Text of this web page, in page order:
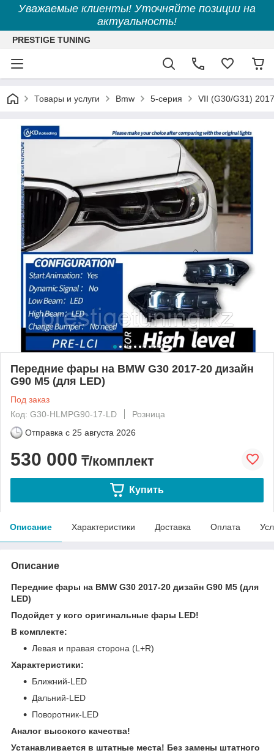
Уважаемые клиенты! Уточняйте позиции на
актуальность!
PRESTIGE TUNING
Товары и услуги Bmw 5-серия VII (G30/G31)
Передние фары на BMW G30 2017-20 дизайн
G90 M5 (для LED)
Под заказ
Код: G30-HLMPG90-17-LD
Розница
Отправка с 25 августа 2026
530 000 ₸/комплект
Купить
Описание Характеристики Доставка Оплата
Описание
Передние фары на BMW G30 2017-20 дизайн G90 M5 (для
LED)
Подойдет у кого оригинальные фары LED!
В комплекте:
Левая и правая сторона (L+R)
Характеристики:
Ближний-LED
Дальний-LED
Поворотник-LED
Аналог высокого качества!
Устанавливается в штатные места! Без замены штатного